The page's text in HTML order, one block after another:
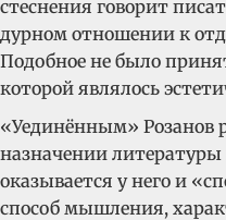
стеснения говорит
дурном отношении к
Подобное не было
которой являлось
«Уединённым» Розанов
назначении
оказывается у него и
способ мышления,